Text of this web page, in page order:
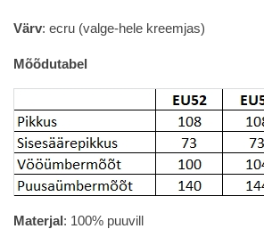
Värv: ecru (valge-hele kreemjas)
Mõõdutabel
Materjal: 100% puuvill